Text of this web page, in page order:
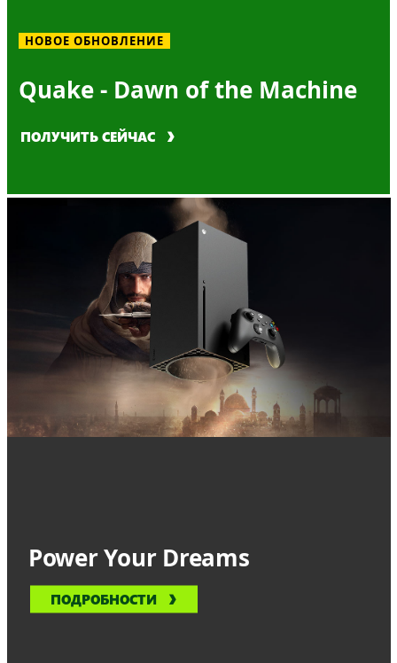
НОВОЕ ОБНОВЛЕНИЕ
Quake - Dawn of the Machine
ПОЛУЧИТЬ СЕЙЧАС
Power Your Dreams
ПОДРОБНОСТИ